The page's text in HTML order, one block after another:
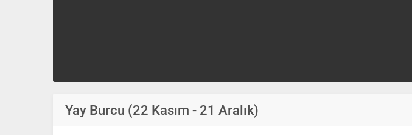
Yay Burcu (22 Kasım - 21 Aralık)